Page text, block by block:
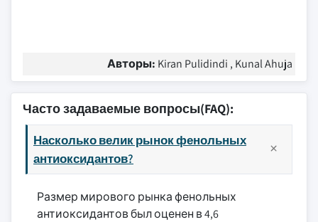
Авторы: Kiran Pulidindi , Kunal Ahuja
Часто задаваемые вопросы(FAQ):
Насколько велик рынок фенольных
антиоксидантов?
Размер мирового рынка фенольных
антиоксидантов был оценен в 4,6